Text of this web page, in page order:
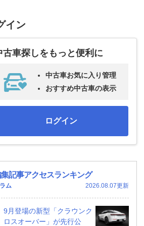
イン
古車探しをもっと便利に
中古車お気に入り管理
おすすめ中古車の表示
ログイン
記事アクセスランキング
ム 2026.08.07更新
9月登場の新型「クラウンク
ロスオーバー」が先行公